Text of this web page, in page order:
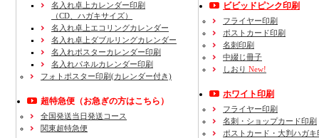
名入れ卓上カレンダー印刷
（CD、ハガキサイズ）
名入れ卓上エコリングカレンダー
名入れ卓上ダブルリングカレンダー
名入れポスターカレンダー印刷
名入れパネルカレンダー印刷
フォトポスター印刷(カレンダー付き)
超特急便 （お急ぎの方はこちら）
全国発送当日発送コース
関東超特急便
ビビッドピンク印刷
フライヤー印刷
ポストカード印刷
名刺印刷
中綴じ冊子
しおり New!
ホワイト印刷
フライヤー印刷
名刺・ショップカード印刷
ポストカード・大判ハガキ